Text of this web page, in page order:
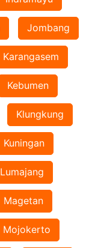
Jombang
Karangasem
Kebumen
Klungkung
Kuningan
Lumajang
Magetan
Mojokerto